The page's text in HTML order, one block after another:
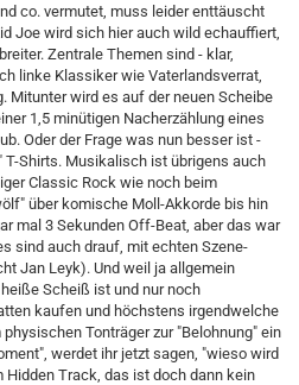
co. vermutet, muss leider enttäuscht
Joe wird sich hier auch wild echauffiert,
Zentrale Themen sind - klar,
linke Klassiker wie Vaterlandsverrat,
Mitunter wird es auf der neuen Scheibe
1,5 minütigen Nacherzählung eines
Oder der Frage was nun besser ist -
T-Shirts. Musikalisch ist übrigens auch
Classic Rock wie noch beim
über komische Moll-Akkorde bis hin
mal 3 Sekunden Off-Beat, aber das war
sind auch drauf, mit echten Szene-
Jan Leyk). Und weil ja allgemein
Scheiß ist und nur noch
kaufen und höchstens irgendwelche
Tonträger zur "Belohnung" ein
werdet ihr jetzt sagen, "wieso wird
Track, das ist doch dann kein